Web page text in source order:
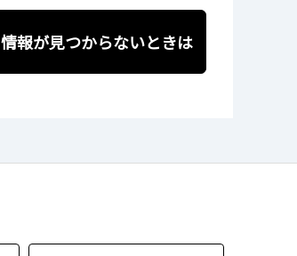
情報が見つからないときは